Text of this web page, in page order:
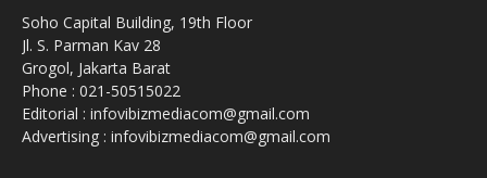
Soho Capital Building, 19th Floor
Jl. S. Parman Kav 28
Grogol, Jakarta Barat
Phone : 021-50515022
Editorial : infovibizmediacom@gmail.com
Advertising : infovibizmediacom@gmail.com